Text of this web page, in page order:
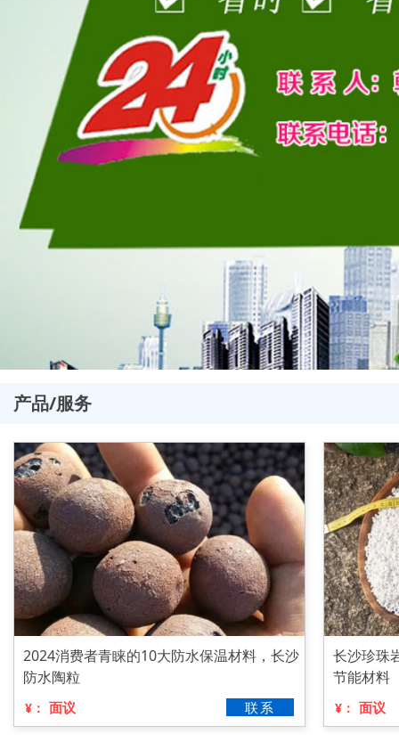
产品/服务
2024消费者青睐的10大防水保温材料，长沙
防水陶粒
¥： 面议 联系
长沙珍珠
节能材料
¥： 面议